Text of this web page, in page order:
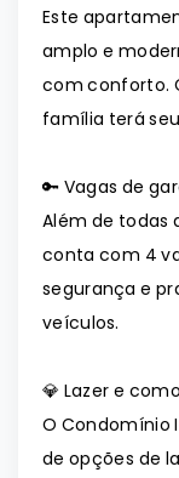
Este
amplo e
com conforto.
família terá
🔑 Vagas de
Além de todas
conta com 4
segurança e
veículos.
💎 Lazer e
O Condomínio
de opções de